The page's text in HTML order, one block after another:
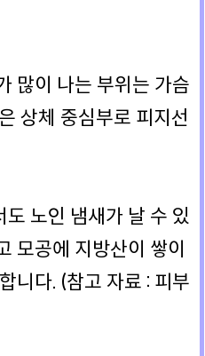
많이 나는 부위는 가슴
상체 중심부로 피지선
노인 냄새가 날 수 있
모공에 지방산이 쌓이
니다. (참고 자료 : 피부